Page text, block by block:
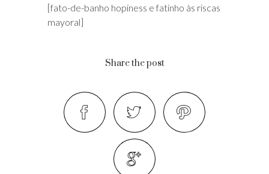
[fato-de-banho hopiness e fatinho às riscas
mayoral]
Share the post